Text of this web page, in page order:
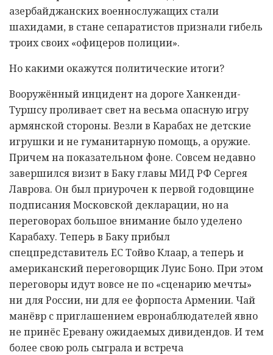
азербайджанских военнослужащих стали
шахидами, в стане сепаратистов признали гибель
троих своих «офицеров полиции».
Но какими окажутся политические итоги?
Вооружённый инцидент на дороге Ханкенди-
Туршсу проливает свет на весьма опасную игру
армянской стороны. Везли в Карабах не детские
игрушки и не гуманитарную помощь, а оружие.
Причем на показательном фоне. Совсем недавно
завершился визит в Баку главы МИД РФ Сергея
Лаврова. Он был приурочен к первой годовщине
подписания Московской декларации, но на
переговорах большое внимание было уделено
Карабаху. Теперь в Баку прибыл
спецпредставитель ЕС Тойво Клаар, а теперь и
американский переговорщик Луис Боно. При этом
переговоры идут вовсе не по «сценарию мечты»
ни для России, ни для ее форпоста Армении. Чай
манёвр с приглашением евронаблюдателей явно
не принёс Еревану ожидаемых дивидендов. И тем
более свою роль сыграла и встреча